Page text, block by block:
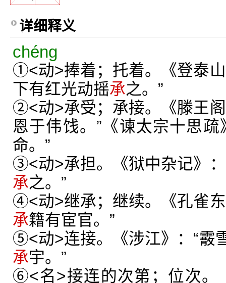
详细释义
chéng
①<动>捧着；托着。《登泰
下有红光动摇承之。”
②<动>承受；承接。《滕王
恩于伟饯。”《谏太宗十思疏
命。”
③<动>承担。《狱中杂记》
承之。”
④<动>继承；继续。《孔雀
承籍有宦官。”
⑤<动>连接。《涉江》：“霰
承宇。”
⑥<名>接连的次第；位次。